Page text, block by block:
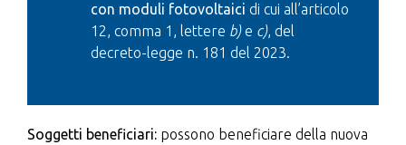
con moduli fotovoltaici di cui all’articolo
12, comma 1, lettere b)e c), del
decreto-legge n. 181 del 2023.
Soggetti beneficiari: possono beneficiare della nuova